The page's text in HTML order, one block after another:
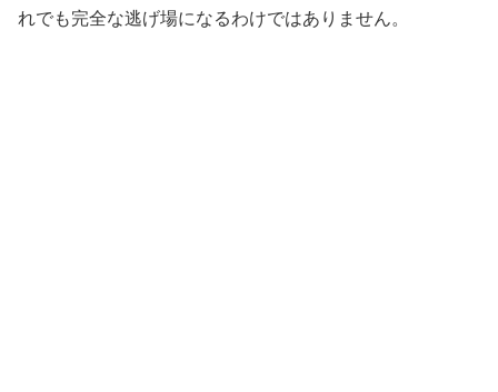
れでも完全な逃げ場になるわけではありません。